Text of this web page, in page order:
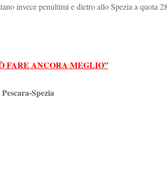
invece penultimi e dietro allo Spezia a quota
FARE ANCORA MEGLIO”
Spezia